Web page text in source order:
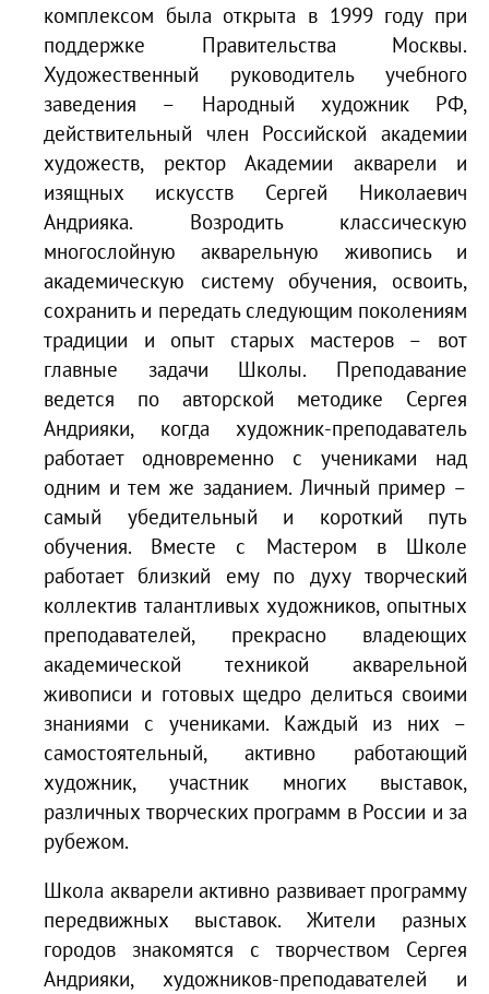
комплексом была открыта в 1999 году при
поддержке Правительства Москвы.
Художественный руководитель учебного
заведения – Народный художник РФ,
действительный член Российской академии
художеств, ректор Академии акварели и
изящных искусств Сергей Николаевич
Андрияка. Возродить классическую
многослойную акварельную живопись и
академическую систему обучения, освоить,
сохранить и передать следующим поколениям
традиции и опыт старых мастеров – вот
главные задачи Школы. Преподавание
ведется по авторской методике Сергея
Андрияки, когда художник-преподаватель
работает одновременно с учениками над
одним и тем же заданием. Личный пример –
самый убедительный и короткий путь
обучения. Вместе с Мастером в Школе
работает близкий ему по духу творческий
коллектив талантливых художников, опытных
преподавателей, прекрасно владеющих
академической техникой акварельной
живописи и готовых щедро делиться своими
знаниями с учениками. Каждый из них –
самостоятельный, активно работающий
художник, участник многих выставок,
различных творческих программ в России и за
рубежом.
Школа акварели активно развивает программу
передвижных выставок. Жители разных
городов знакомятся с творчеством Сергея
Андрияки, художников-преподавателей и